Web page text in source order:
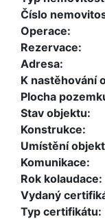
Číslo
Operace:
Rezervace:
Adresa:
K nastěhování
Plocha
Stav objektu:
Konstrukce:
Umístění
Komunikace:
Rok kolaudace:
Vydaný
Typ certifikátu: